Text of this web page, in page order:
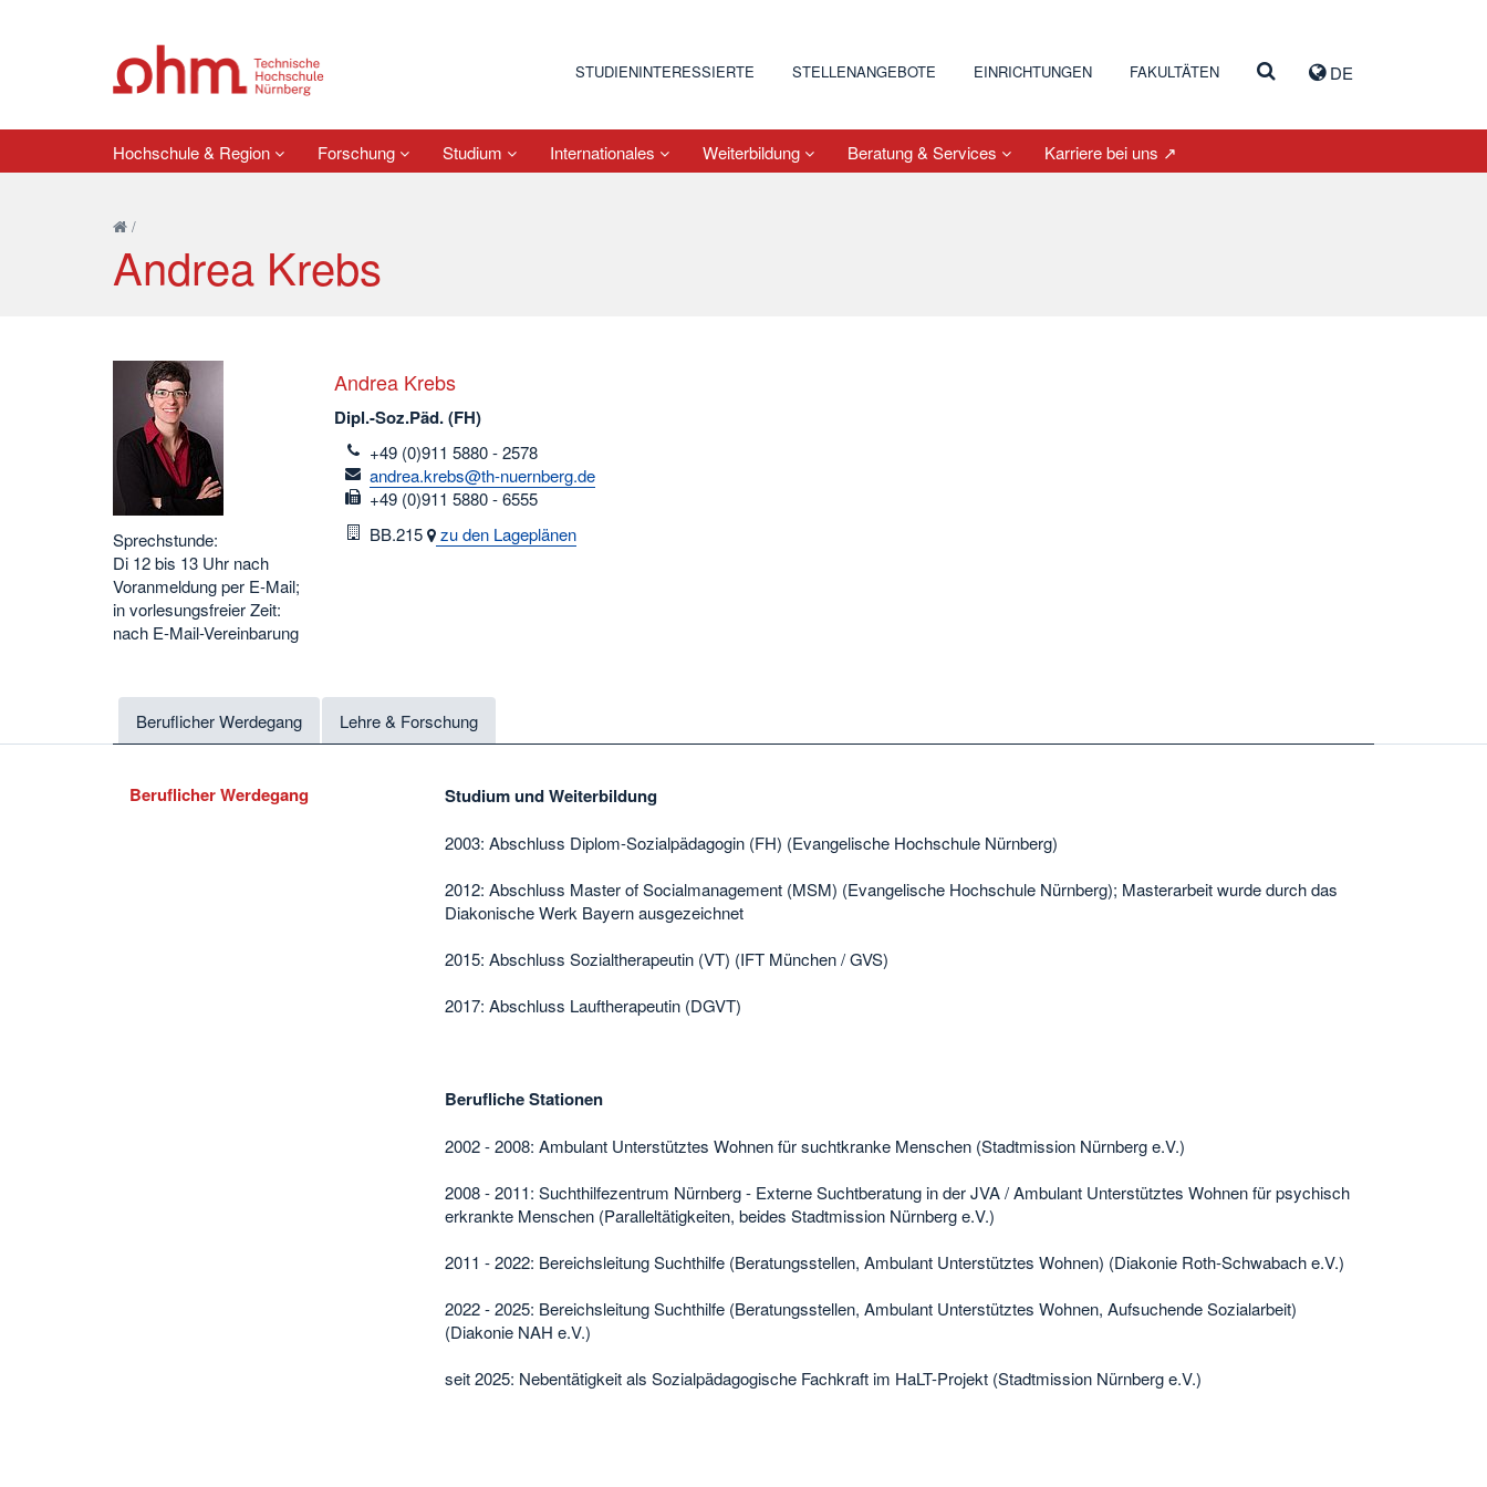
DE
STUDIENINTERESSIERTE STELLENANGEBOTE EINRICHTUNGEN FAKULTÄTEN
Hochschule & Region Forschung Studium Internationales Weiterbildung Beratung & Services Karriere bei uns ↗
/
Andrea Krebs
Sprechstunde:
Di 12 bis 13 Uhr nach
Voranmeldung per E-Mail;
in vorlesungsfreier Zeit:
nach E-Mail-Vereinbarung
Andrea Krebs
Dipl.-Soz.Päd. (FH)
telefon
+49 (0)911 5880 - 2578
email
andrea.krebs@th-nuernberg.de
fax
+49 (0)911 5880 - 6555
Raum
BB.215 zu den Lageplänen
Beruflicher Werdegang Lehre & Forschung
Beruflicher Werdegang Studium und Weiterbildung
2003: Abschluss Diplom-Sozialpädagogin (FH) (Evangelische Hochschule Nürnberg)
2012: Abschluss Master of Socialmanagement (MSM) (Evangelische Hochschule Nürnberg); Masterarbeit wurde durch das
Diakonische Werk Bayern ausgezeichnet
2015: Abschluss Sozialtherapeutin (VT) (IFT München / GVS)
2017: Abschluss Lauftherapeutin (DGVT)
Berufliche Stationen
2002 - 2008: Ambulant Unterstütztes Wohnen für suchtkranke Menschen (Stadtmission Nürnberg e.V.)
2008 - 2011: Suchthilfezentrum Nürnberg - Externe Suchtberatung in der JVA / Ambulant Unterstütztes Wohnen für psychisch
erkrankte Menschen (Paralleltätigkeiten, beides Stadtmission Nürnberg e.V.)
2011 - 2022: Bereichsleitung Suchthilfe (Beratungsstellen, Ambulant Unterstütztes Wohnen) (Diakonie Roth-Schwabach e.V.)
2022 - 2025: Bereichsleitung Suchthilfe (Beratungsstellen, Ambulant Unterstütztes Wohnen, Aufsuchende Sozialarbeit)
(Diakonie NAH e.V.)
seit 2025: Nebentätigkeit als Sozialpädagogische Fachkraft im HaLT-Projekt (Stadtmission Nürnberg e.V.)